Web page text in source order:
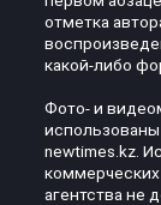
отметка
какой-либо
Фото- и
использованы
newtimes.kz.
агентства не